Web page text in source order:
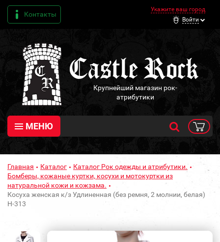
Контакты
Укажите ваш город
Войти
Крупнейший магазин рок-
атрибутики
МЕНЮ
Главная Каталог
Каталог Рок одежды и атрибутики.
Бомберы, кожаные куртки, косухи и мотокуртки из
натуральной кожи и кожзама.
Косуха женская к/з Удлиненная (без ремня, 2 молнии, белая)
H-313